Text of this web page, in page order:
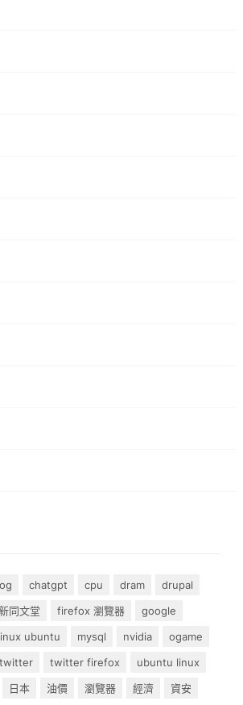
chatgpt cpu dram
drupal
同文堂 firefox 瀏覽器
google
ubuntu mysql nvidia
ogame
twitter twitter firefox
ubuntu linux
日本 油價 瀏覽器 經濟
資安